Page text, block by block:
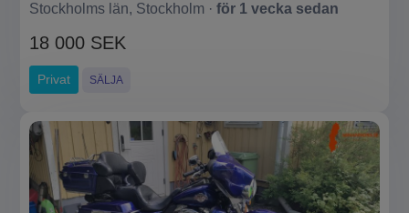
Stockholms län, Stockholm · för 1 vecka sedan
18 000 SEK
Privat SÄLJA